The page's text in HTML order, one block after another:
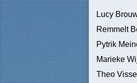
Lucy
Remmelt
Pytrik
Marieke
Theo